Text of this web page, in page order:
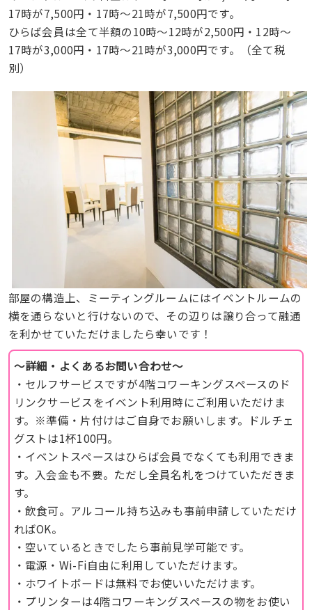
17時が7,500円・17時〜21時が7,500円です。
ひらば会員は全て半額の10時〜12時が2,500円・12時〜
17時が3,000円・17時〜21時が3,000円です。（全て税
別）
部屋の構造上、ミーティングルームにはイベントルームの
横を通らないと行けないので、その辺りは譲り合って融通
を利かせていただけましたら幸いです！
〜詳細・よくあるお問い合わせ〜
・セルフサービスですが4階コワーキングスペースのド
リンクサービスをイベント利用時にご利用いただけま
す。※準備・片付けはご自身でお願いします。ドルチェ
グストは1杯100円。
・イベントスペースはひらば会員でなくても利用できま
す。入会金も不要。ただし全員名札をつけていただきま
す。
・飲食可。アルコール持ち込みも事前申請していただけ
ればOK。
・空いているときでしたら事前見学可能です。
・電源・Wi-Fi自由に利用していただけます。
・ホワイトボードは無料でお使いいただけます。
・プリンターは4階コワーキングスペースの物をお使い